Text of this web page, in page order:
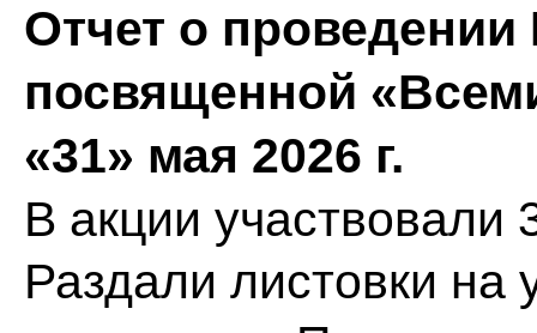
Отчет о проведении
посвященной
«31» мая 2026 г.
В акции участвовали
Раздали листовки на